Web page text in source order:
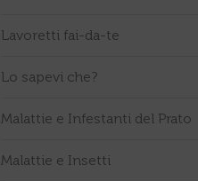
Lavoretti fai-da-te
Lo sapevi che?
Malattie e Infestanti del Prato
Malattie e Insetti